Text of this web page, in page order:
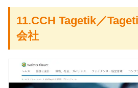
11.CCH Tagetik／
会社